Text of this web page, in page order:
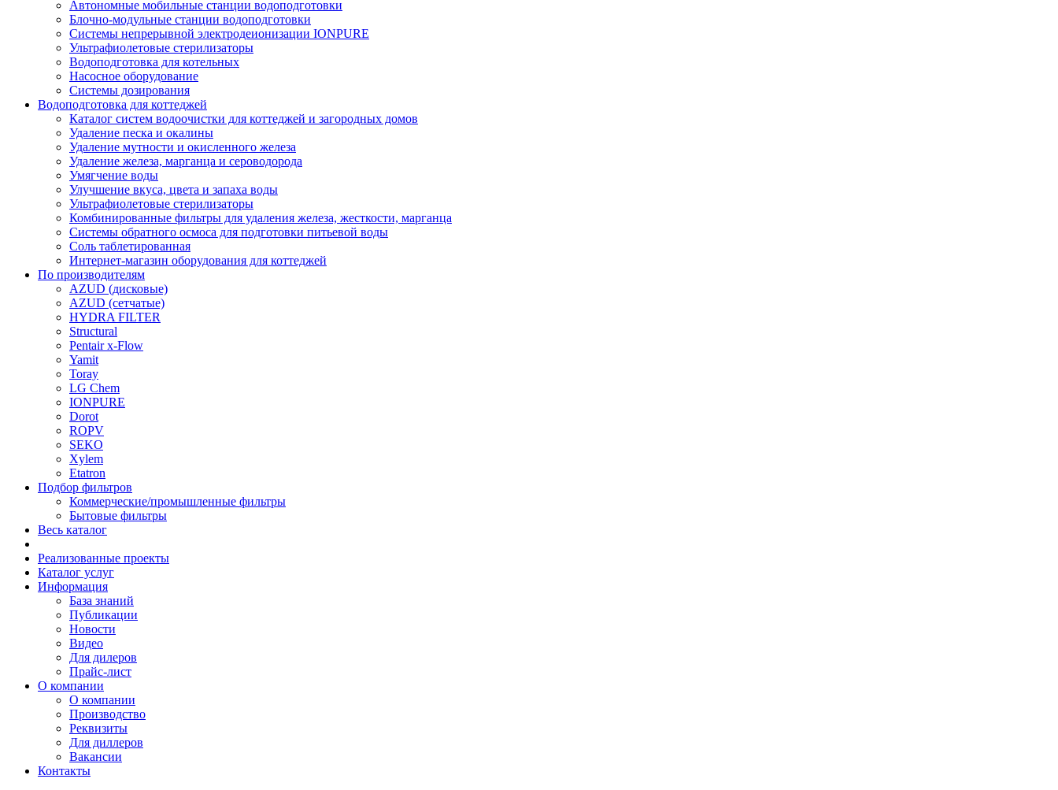
Автономные мобильные станции водоподготовки
Блочно-модульные станции водоподготовки
Системы непрерывной электродеионизации IONPURE
Ультрафиолетовые стерилизаторы
Водоподготовка для котельных
Насосное оборудование
Системы дозирования
Водоподготовка для коттеджей
Каталог систем водоочистки для коттеджей и загородных домов
Удаление песка и окалины
Удаление мутности и окисленного железа
Удаление железа, марганца и сероводорода
Умягчение воды
Улучшение вкуса, цвета и запаха воды
Ультрафиолетовые стерилизаторы
Комбинированные фильтры для удаления железа, жесткости, марганца
Системы обратного осмоса для подготовки питьевой воды
Соль таблетированная
Интернет-магазин оборудования для коттеджей
По производителям
AZUD (дисковые)
AZUD (сетчатые)
HYDRA FILTER
Structural
Pentair x-Flow
Yamit
Toray
LG Chem
IONPURE
Dorot
ROPV
SEKO
Xylem
Etatron
Подбор фильтров
Коммерческие/промышленные фильтры
Бытовые фильтры
Весь каталог
Реализованные проекты
Каталог услуг
Информация
База знаний
Публикации
Новости
Видео
Для дилеров
Прайс-лист
О компании
О компании
Производство
Реквизиты
Для диллеров
Вакансии
Контакты